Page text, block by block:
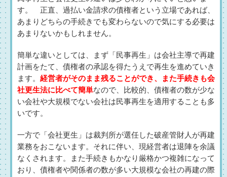
す。 正直、過払い金請求の債権者という立場であれば、
あまりどちらの手続きでも変わらないので気にする必要は
あまりないかもしれません。
簡単な違いとしては、まず「民事再生」は会社主導で再建
計画をたて、債権者の承認を得たうえで再生を進めていき
ます。 経営者がそのまま残ることができ、また手続きも会
社更生法に比べて簡単なので、比較的、債権者の数が少な
い会社や大規模でない会社は民事再生を適用することも多
いです。
一方で「会社更生」は裁判所が選任した破産管財人が再建
業務をおこないます。それに伴い、現経営者は退陣を余議
なくされます。また手続きもかなり厳格かつ複雑になって
おり、債権者や関係者の数が多い大規模な会社の再建の際